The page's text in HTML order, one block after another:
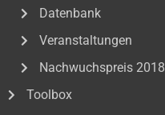
Datenbank
Veranstaltungen
Nachwuchspreis 2018
Toolbox